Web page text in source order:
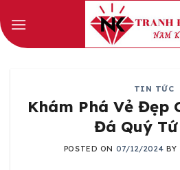
to
content
TIN TỨC
Khám Phá Vẻ Đẹp
Đá Quý
POSTED ON 07/12/2024 BY